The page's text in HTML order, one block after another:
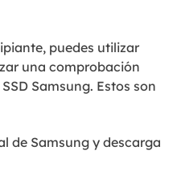
puedes utilizar
una comprobación
Samsung. Estos son
de Samsung y descarga